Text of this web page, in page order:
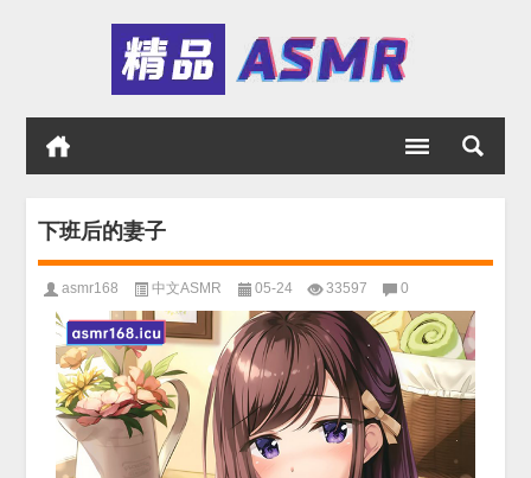
下班后的妻子
asmr168 中文ASMR 05-24 33597 0